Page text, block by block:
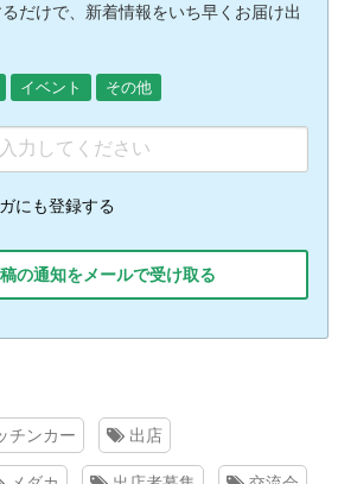
だけで、新着情報をいち早くお届け出
イベント その他
にも登録する
の通知をメールで受け取る
チンカー 出店